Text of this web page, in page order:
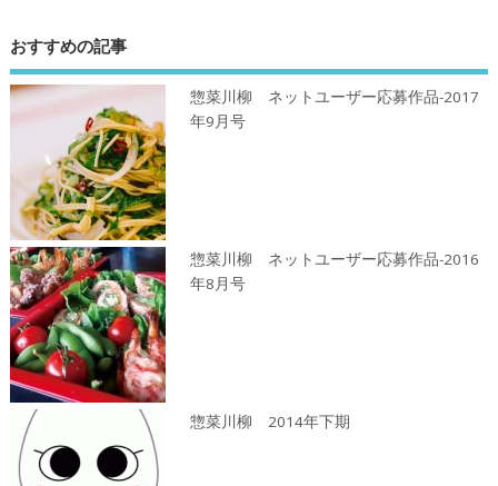
おすすめの記事
惣菜川柳 ネットユーザー応募作品-2017
年9月号
惣菜川柳 ネットユーザー応募作品-2016
年8月号
惣菜川柳 2014年下期